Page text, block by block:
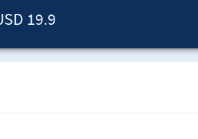
19.9